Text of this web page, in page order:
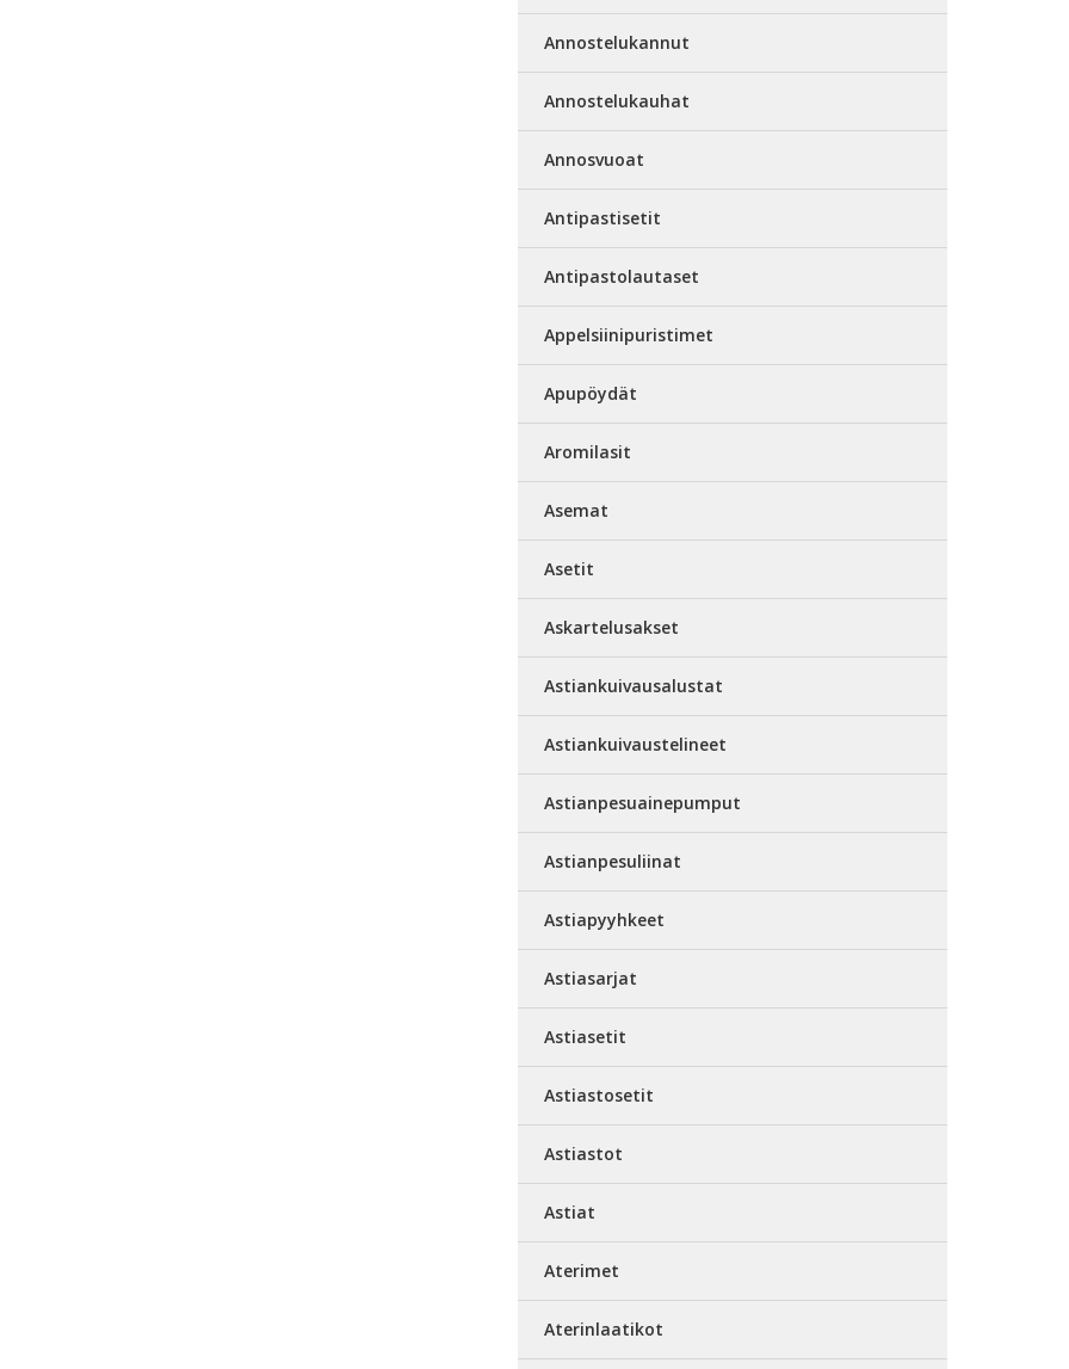
Annostelukannut
Annostelukauhat
Annosvuoat
Antipastisetit
Antipastolautaset
Appelsiinipuristimet
Apupöydät
Aromilasit
Asemat
Asetit
Askartelusakset
Astiankuivausalustat
Astiankuivaustelineet
Astianpesuainepumput
Astianpesuliinat
Astiapyyhkeet
Astiasarjat
Astiasetit
Astiastosetit
Astiastot
Astiat
Aterimet
Aterinlaatikot